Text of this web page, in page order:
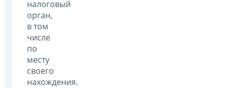
налоговый
орган,
в том
числе
по
месту
своего
нахождения.